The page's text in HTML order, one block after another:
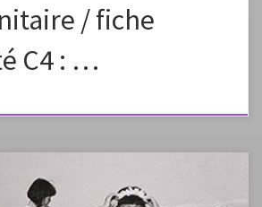
/ fiche
C4 : …